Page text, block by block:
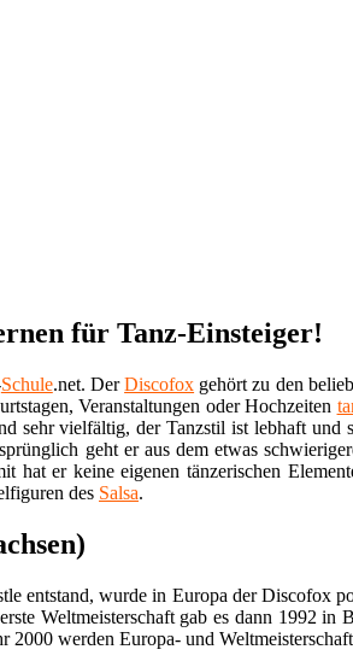
für Tanz-Einsteiger!
Schule.net. DerDiscofox gehört zu den
Veranstaltungen oder Hochzeiten
sehr vielfältig, der Tanzstil ist lebhaft
geht er aus dem etwas
hat er keine eigenen tänzerischen
des Salsa.
entstand, wurde in Europa der Discofox
Weltmeisterschaft gab es dann 1992 in
2000 werden Europa- und